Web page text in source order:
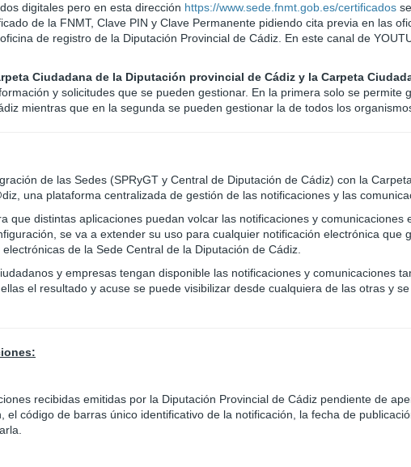
digitales pero en esta dirección https://www.sede.fnmt.gob.es/certificados
de la FNMT, Clave PIN y Clave Permanente pidiendo cita previa en las
de registro de la Diputación Provincial de Cádiz. En este canal de
Ciudadana de la Diputación provincial de Cádiz y la Carpeta
y solicitudes que se pueden gestionar. En la primera solo se
mientras que en la segunda se pueden gestionar la de todos los
de las Sedes (SPRyGT y Central de Diputación de Cádiz) con la
una plataforma centralizada de gestión de las notificaciones y las
que distintas aplicaciones puedan volcar las notificaciones y
se va a extender su uso para cualquier notificación electrónica
de la Sede Central de la Diputación de Cádiz.
y empresas tengan disponible las notificaciones y comunicaciones
el resultado y acuse se puede visibilizar desde cualquiera de las otras y
recibidas emitidas por la Diputación Provincial de Cádiz pendiente de
el código de barras único identificativo de la notificación, la fecha de